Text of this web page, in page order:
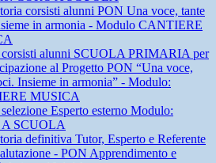
corsisti alunni PON Una voce, tante
in armonia - Modulo CANTIERE
alunni SCUOLA PRIMARIA per
al Progetto PON “Una voce,
Insieme in armonia” - Modulo:
MUSICA
Esperto esterno Modulo:
SCUOLA
definitiva Tutor, Esperto e Referente
- PON Apprendimento e